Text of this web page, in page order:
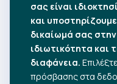
•Αύγουστος
•Ιούλιος 2026
•Ιούνιος 2026
•Μάιος 2026
•Απρίλιος 2026
•Μάρτιος 2026
σας είναι
και
δικαίωμά σας στην
ιδιωτικότητα και
διαφάνεια.
πρόσβασης στα